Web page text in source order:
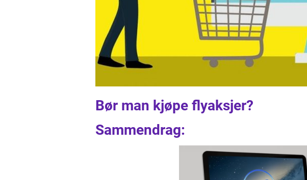
Bør man kjøpe flyaksjer?
Sammendrag: